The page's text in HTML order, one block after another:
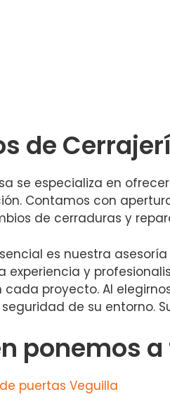
de
se especializa en
Contamos con
de cerraduras y
es nuestra
experiencia y
proyecto. Al
de su entorno.
ponemos
puertas Veguilla